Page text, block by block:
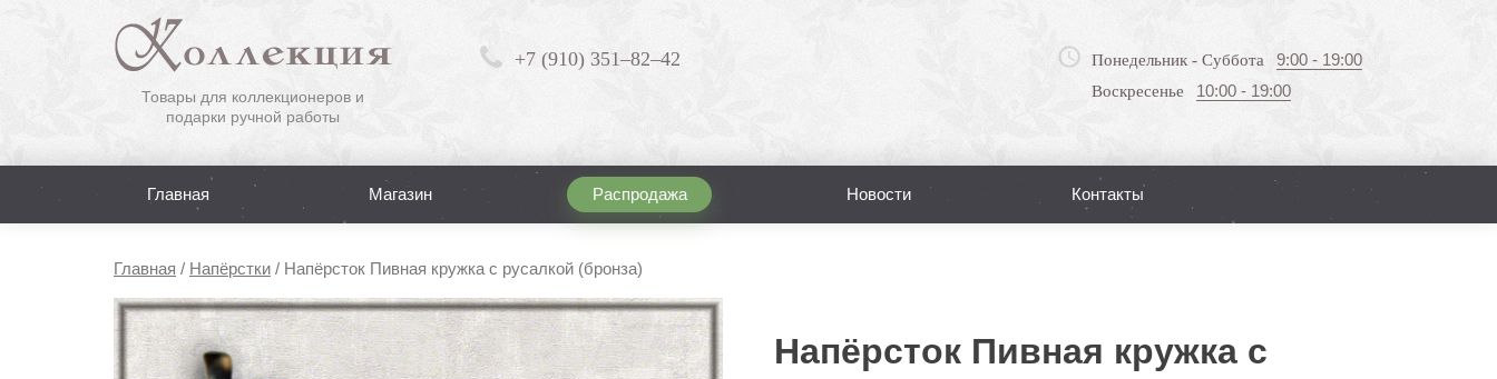
Товары для коллекционеров и
подарки ручной работы
+7 (910) 351–82–42 Понедельник - Суббота 9:00 - 19:00
Воскресенье 10:00 - 19:00
Главная Магазин Распродажа Новости Контакты
Главная / Напёрстки / Напёрсток Пивная кружка с русалкой (бронза)
Напёрсток Пивная кружка с